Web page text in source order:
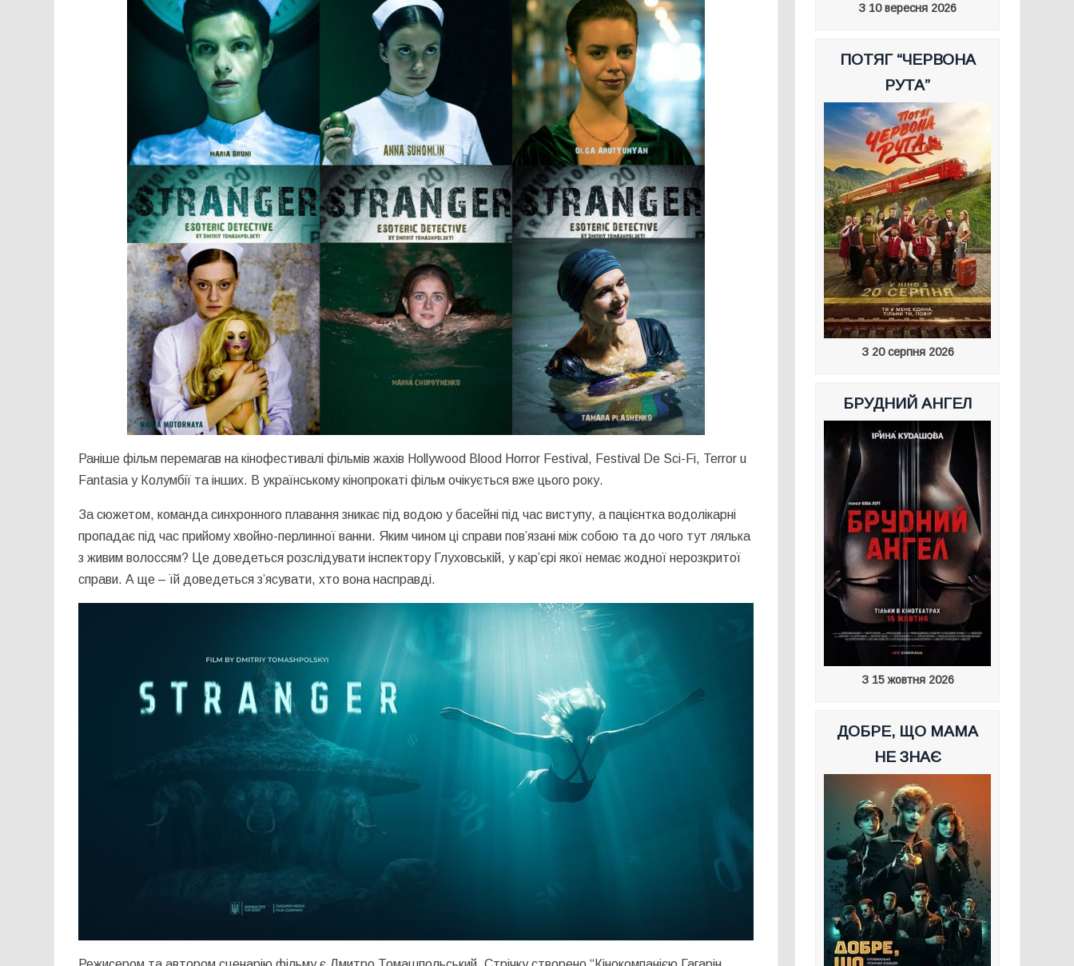
Раніше фільм перемагав на кінофестивалі фільмів жахів Hollywood Blood Horror Festival, Festival De Sci-Fi, Terror u
Fantasia у Колумбії та інших. В українському кінопрокаті фільм очікується вже цього року.
За сюжетом, команда синхронного плавання зникає під водою у басейні під час виступу, а пацієнтка водолікарні
пропадає під час прийому хвойно-перлинної ванни. Яким чином ці справи пов’язані між собою та до чого тут лялька
з живим волоссям? Це доведеться розслідувати інспектору Глуховській, у кар’єрі якої немає жодної нерозкритої
справи. А ще – їй доведеться з’ясувати, хто вона насправді.
З 10 вересня 2026
ПОТЯГ “ЧЕРВОНА
РУТА”
З 20 серпня 2026
БРУДНИЙ АНГЕЛ
З 15 жовтня 2026
ДОБРЕ, ЩО МАМА
НЕ ЗНАЄ